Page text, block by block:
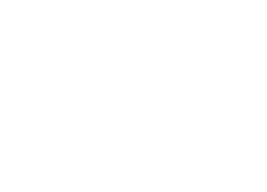
Location de
décorations
mobilier Nyon,
mobilier à
Intérieures,
Location de
mobilier
Location de
Mobilier
Tabouret de bar,
rental in